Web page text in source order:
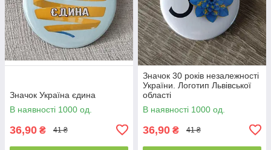
Значок Україна єдина
В наявності 1000 од.
36,90 ₴ 41 ₴
Значок 30 років незалежності
України. Логотип Львівської
області
В наявності 1000 од.
36,90 ₴ 41 ₴